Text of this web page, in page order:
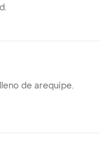
de arequipe.